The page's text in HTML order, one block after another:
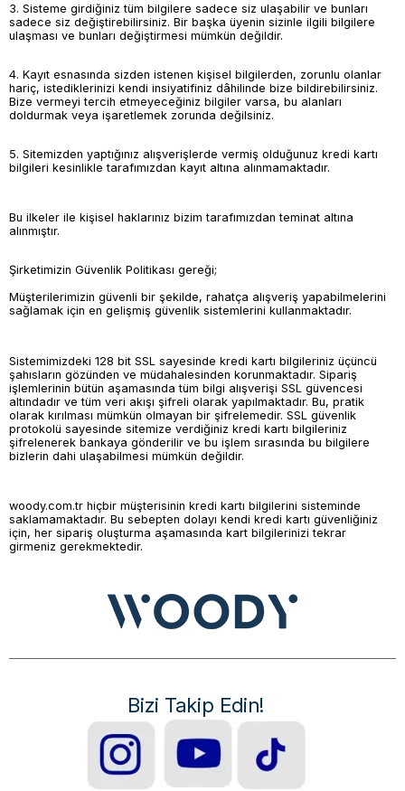
3. Sisteme girdiğiniz tüm bilgilere sadece siz ulaşabilir ve bunları
sadece siz değiştirebilirsiniz. Bir başka üyenin sizinle ilgili bilgilere
ulaşması ve bunları değiştirmesi mümkün değildir.
4. Kayıt esnasında sizden istenen kişisel bilgilerden, zorunlu olanlar
hariç, istediklerinizi kendi insiyatifiniz dâhilinde bize bildirebilirsiniz.
Bize vermeyi tercih etmeyeceğiniz bilgiler varsa, bu alanları
doldurmak veya işaretlemek zorunda değilsiniz.
5. Sitemizden yaptığınız alışverişlerde vermiş olduğunuz kredi kartı
bilgileri kesinlikle tarafımızdan kayıt altına alınmamaktadır.
Bu ilkeler ile kişisel haklarınız bizim tarafımızdan teminat altına
alınmıştır.
Şirketimizin Güvenlik Politikası gereği;
Müşterilerimizin güvenli bir şekilde, rahatça alışveriş yapabilmelerini
sağlamak için en gelişmiş güvenlik sistemlerini kullanmaktadır.
Sistemimizdeki 128 bit SSL sayesinde kredi kartı bilgileriniz üçüncü
şahısların gözünden ve müdahalesinden korunmaktadır. Sipariş
işlemlerinin bütün aşamasında tüm bilgi alışverişi SSL güvencesi
altındadır ve tüm veri akışı şifreli olarak yapılmaktadır. Bu, pratik
olarak kırılması mümkün olmayan bir şifrelemedir. SSL güvenlik
protokolü sayesinde sitemize verdiğiniz kredi kartı bilgileriniz
şifrelenerek bankaya gönderilir ve bu işlem sırasında bu bilgilere
bizlerin dahi ulaşabilmesi mümkün değildir.
woody.com.tr hiçbir müşterisinin kredi kartı bilgilerini sisteminde
saklamamaktadır. Bu sebepten dolayı kendi kredi kartı güvenliğiniz
için, her sipariş oluşturma aşamasında kart bilgilerinizi tekrar
girmeniz gerekmektedir.
Bizi Takip Edin!